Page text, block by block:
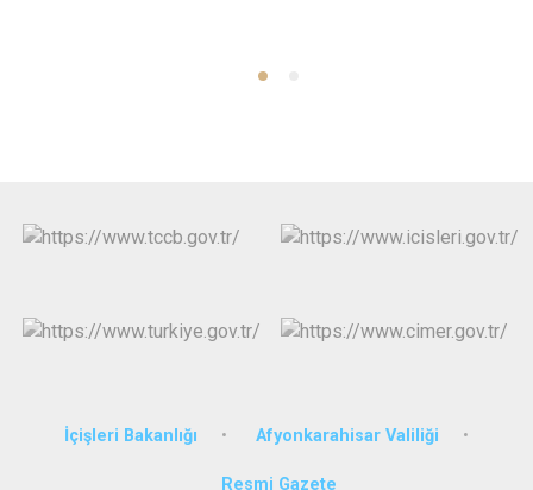
İçişleri Bakanlığı Afyonkarahisar Valiliği
Resmi Gazete